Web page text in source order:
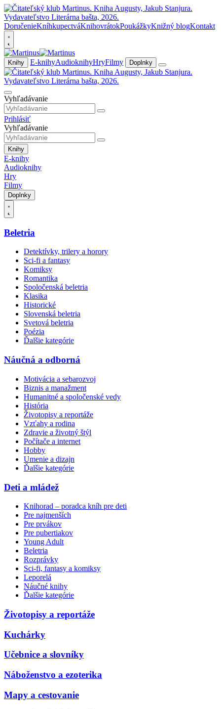
DoručenieKníhkupectváKnihovrátokPoukážkyKnižný blogKontakt
Knihy E-knihyAudioknihyHryFilmy Doplnky
Vyhľadávanie
Prihlásiť
Vyhľadávanie
Knihy
E-knihy
Audioknihy
Hry
Filmy
Doplnky
Beletria
Detektívky, trilery a horory
Sci-fi a fantasy
Komiksy
Romantika
Spoločenská beletria
Klasika
Historické
Slovenská beletria
Svetová beletria
Poézia
Ďalšie kategórie
Náučná a odborná
Motivácia a sebarozvoj
Biznis a manažment
Humanitné a spoločenské vedy
História
Životopisy a reportáže
Vzťahy a rodina
Zdravie a životný štýl
Počítače a internet
Hobby
Umenie a dizajn
Ďalšie kategórie
Deti a mládež
Knihorad – poradca kníh pre deti
Pre najmenších
Pre prvákov
Pre pubertiakov
Young Adult
Beletria
Rozprávky
Sci-fi, fantasy a komiksy
Leporelá
Náučné knihy
Ďalšie kategórie
Životopisy a reportáže
Kuchárky
Učebnice a slovníky
Náboženstvo a ezoterika
Mapy a cestovanie